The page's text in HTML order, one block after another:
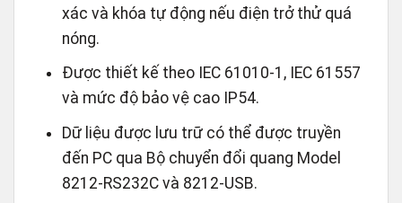
xác và khóa tự động nếu điện trở thử quá
nóng.
Được thiết kế theo IEC 61010-1, IEC 61557
và mức độ bảo vệ cao IP54.
Dữ liệu được lưu trữ có thể được truyền
đến PC qua Bộ chuyển đổi quang Model
8212-RS232C và 8212-USB.